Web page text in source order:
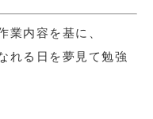
業内容を基に、
れる日を夢見て勉強